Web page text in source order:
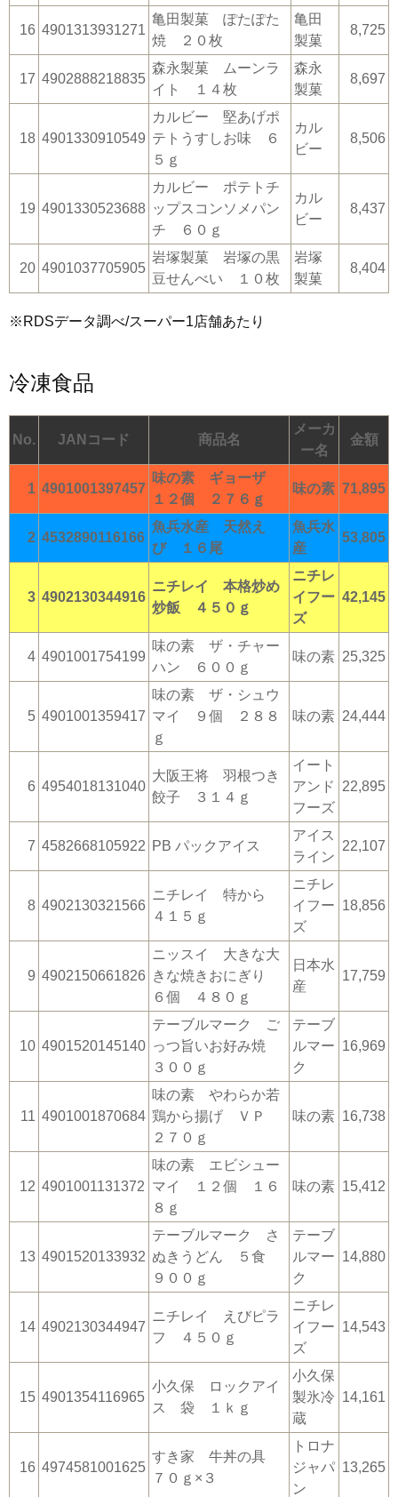
16 4901313931271
亀田製菓 ぽたぽた
焼 ２０枚
亀田
製菓
8,725
17 4902888218835
森永製菓 ムーンラ
イト １４枚
森永
製菓
8,697
18 4901330910549
カルビー 堅あげポ
テトうすしお味 ６
５ｇ
カル
ビー
8,506
19 4901330523688
カルビー ポテトチ
ップスコンソメパン
チ ６０ｇ
カル
ビー
8,437
20 4901037705905
岩塚製菓 岩塚の黒
豆せんべい １０枚
岩塚
製菓
8,404
※RDSデータ調べ/スーパー1店舗あたり
冷凍食品
No. JANコード 商品名
メーカ
ー名
金額
1 4901001397457
味の素 ギョーザ
１２個 ２７６ｇ
味の素 71,895
2 4532890116166
魚兵水産 天然え
び １６尾
魚兵水
産
53,805
3 4902130344916
ニチレイ 本格炒め
炒飯 ４５０ｇ
ニチレ
イフー
ズ
42,145
4 4901001754199
味の素 ザ・チャー
ハン ６００ｇ
味の素 25,325
5 4901001359417
味の素 ザ・シュウ
マイ ９個 ２８８
ｇ
味の素 24,444
6 4954018131040
大阪王将 羽根つき
餃子 ３１４ｇ
イート
アンド
フーズ
22,895
7 4582668105922 PB パックアイス
アイス
ライン
22,107
8 4902130321566
ニチレイ 特から
４１５ｇ
ニチレ
イフー
ズ
18,856
9 4902150661826
ニッスイ 大きな大
きな焼きおにぎり
６個 ４８０ｇ
日本水
産
17,759
10 4901520145140
テーブルマーク ご
っつ旨いお好み焼
３００ｇ
テーブ
ルマー
ク
16,969
11 4901001870684
味の素 やわらか若
鶏から揚げ ＶＰ
２７０ｇ
味の素 16,738
12 4901001131372
味の素 エビシュー
マイ １２個 １６
８ｇ
味の素 15,412
13 4901520133932
テーブルマーク さ
ぬきうどん ５食
９００ｇ
テーブ
ルマー
ク
14,880
14 4902130344947
ニチレイ えびピラ
フ ４５０ｇ
ニチレ
イフー
ズ
14,543
15 4901354116965
小久保 ロックアイ
ス 袋 １ｋｇ
小久保
製氷冷
蔵
14,161
16 4974581001625
すき家 牛丼の具
７０ｇ×３
トロナ
ジャパ
ン
13,265